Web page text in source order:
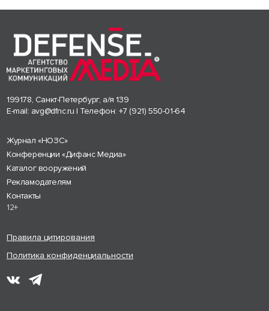
199178, Санкт-Петербург, а/я 139
E-mail: avg@dfnc.ru | Телефон: +7 (921) 550-01-64
Журнал «НОЗС»
Конференции «Дифанс Медиа»
Каталог вооружений
Рекламодателям
Контакты
12+
Правила цитирования
Политика конфиденциальности